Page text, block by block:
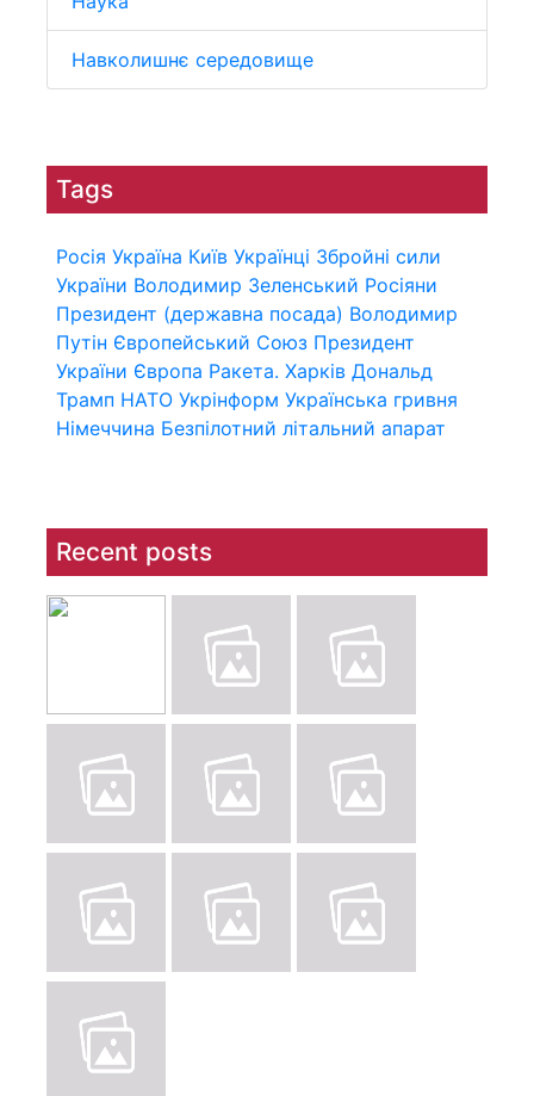
Навколишнє середовище
Tags
Росія Україна Київ Українці Збройні сили
України Володимир Зеленський Росіяни
Президент (державна посада) Володимир
Путін Європейський Союз Президент
України Європа Ракета. Харків Дональд
Трамп НАТО Укрінформ Українська гривня
Німеччина Безпілотний літальний апарат
Recent posts